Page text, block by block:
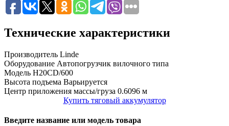
Технические характеристики
Производитель Linde
Оборудование Автопогрузчик вилочного типа
Модель H20CD/600
Высота подъема Варьируется
Центр приложения массы/груза 0.6096 м
Купить тяговый аккумулятор
Введите название или модель товара